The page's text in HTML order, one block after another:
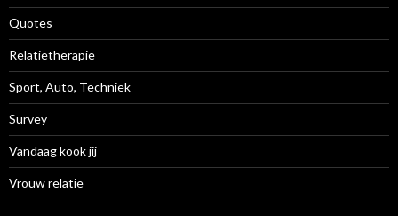
Quotes
Relatietherapie
Sport, Auto, Techniek
Survey
Vandaag kook jij
Vrouw relatie